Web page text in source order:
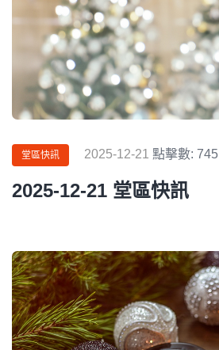
堂區快訊 2025-12-21 點擊數: 745
2025-12-21 堂區快訊